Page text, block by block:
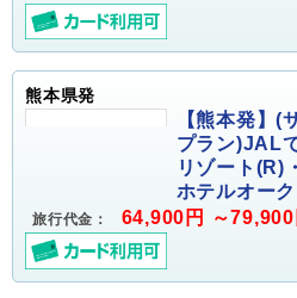
熊本県発
【熊本発】(
プラン)JAL
リゾート(R)
ホテルオー
旅行代金： 64,900円 ～79,900